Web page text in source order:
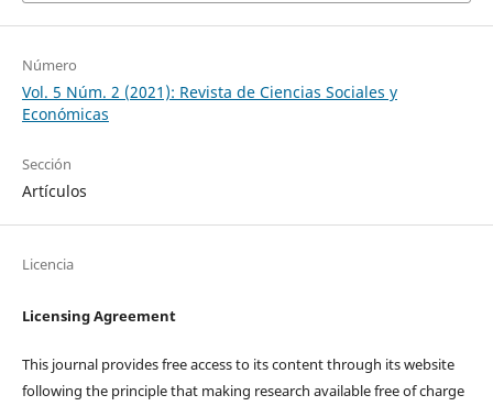
Número
Vol. 5 Núm. 2 (2021): Revista de Ciencias Sociales y
Económicas
Sección
Artículos
Licencia
Licensing Agreement
This journal provides free access to its content through its website
following the principle that making research available free of charge